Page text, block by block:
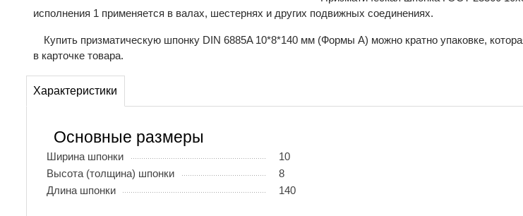
исполнения 1 применяется в валах, шестернях и других подвижных соединениях.
Купить призматическую шпонку DIN 6885A 10*8*140 мм (Формы А) можно кратно упаковке,
в карточке товара.
Характеристики
Основные размеры
Ширина шпонки
10
Высота (толщина) шпонки
8
Длина шпонки
140